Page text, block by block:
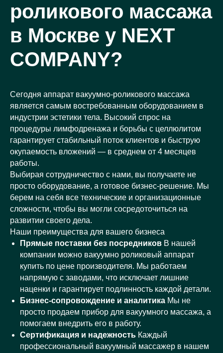
роликового массажа
в Москве у NEXT
COMPANY?
Сегодня аппарат вакуумно-роликового массажа
является самым востребованным оборудованием в
индустрии эстетики тела. Высокий спрос на
процедуры лимфодренажа и борьбы с целлюлитом
гарантирует стабильный поток клиентов и быструю
окупаемость вложений — в среднем от 4 месяцев
работы.
Выбирая сотрудничество с нами, вы получаете не
просто оборудование, а готовое бизнес-решение. Мы
берем на себя все технические и организационные
сложности, чтобы вы могли сосредоточиться на
развитии своего дела.
Наши преимущества для вашего бизнеса
Прямые поставки без посредников В нашей
компании можно вакуумно роликовый аппарат
купить по цене производителя. Мы работаем
напрямую с заводами, что исключает лишние
наценки и гарантирует подлинность каждой детали.
Бизнес-сопровождение и аналитика Мы не
просто продаем прибор для вакуумного массажа, а
помогаем внедрить его в работу.
Сертификация и надежность Каждый
профессиональный вакуумный массажер в нашем